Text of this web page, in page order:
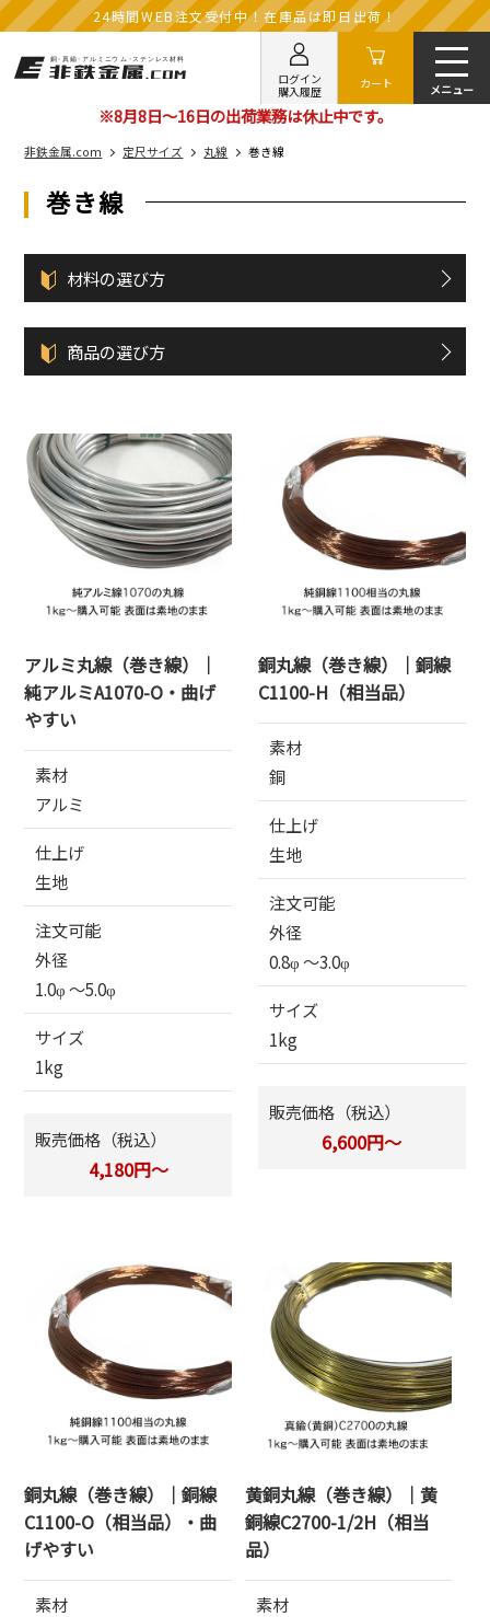
※8月8日～16日の出荷業務は休止中です。
24時間WEB注文受付中！在庫品は即日出荷！
ログイン
購入履歴
カート
非鉄金属.com 定尺サイズ 丸線 巻き線
巻き線
材料の選び方
商品の選び方
アルミ丸線（巻き線）｜
純アルミA1070-O・曲げ
やすい
素材
アルミ
仕上げ
生地
注文可能
外径
1.0φ 〜5.0φ
サイズ
1kg
販売価格（税込）
4,180円～
銅丸線（巻き線）｜銅線
C1100-H（相当品）
素材
銅
仕上げ
生地
注文可能
外径
0.8φ 〜3.0φ
サイズ
1kg
販売価格（税込）
6,600円～
銅丸線（巻き線）｜銅線
C1100-O（相当品）・曲
げやすい
素材
黄銅丸線（巻き線）｜黄
銅線C2700-1/2H（相当
品）
素材